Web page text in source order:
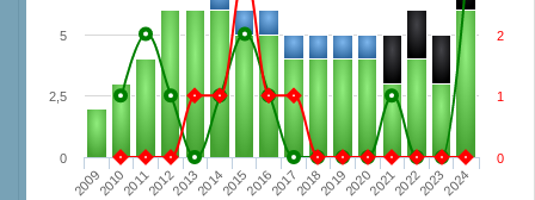
2009201020112012201320142015201620172018201920202021202220232024
0
2,5
5
0
1
2